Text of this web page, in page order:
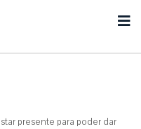
presente para poder dar